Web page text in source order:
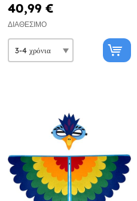
40,99 €
ΔΙΑΘΈΣΙΜΟ